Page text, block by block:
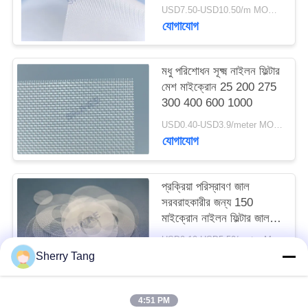
অনুরোধ
সাইট
ম্যাপ
PRIVACY
POLICY
USD7.50-USD10.50/m MOQ:100 মিটার
যোগাযোগ
মধু পরিশোধন সূক্ষ্ম নাইলন ফিল্টার
মেশ মাইক্রোন 25 200 275
300 400 600 1000
USD0.40-USD3.9/meter MOQ:50 মি
যোগাযোগ
প্রক্রিয়া পরিস্রাবণ জাল
সরবরাহকারীর জন্য 150
মাইক্রোন নাইলন ফিল্টার জাল
আকার
USD0.10-USD5.50/meter MOQ:200 পিসি
Sherry Tang
4:51 PM